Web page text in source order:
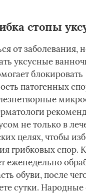
стопы
от заболевания,
уксусные
блокировать
патогенных
не только в
целях, чтобы
грибковых спор.
еженедельно
обуви, после
сутки.